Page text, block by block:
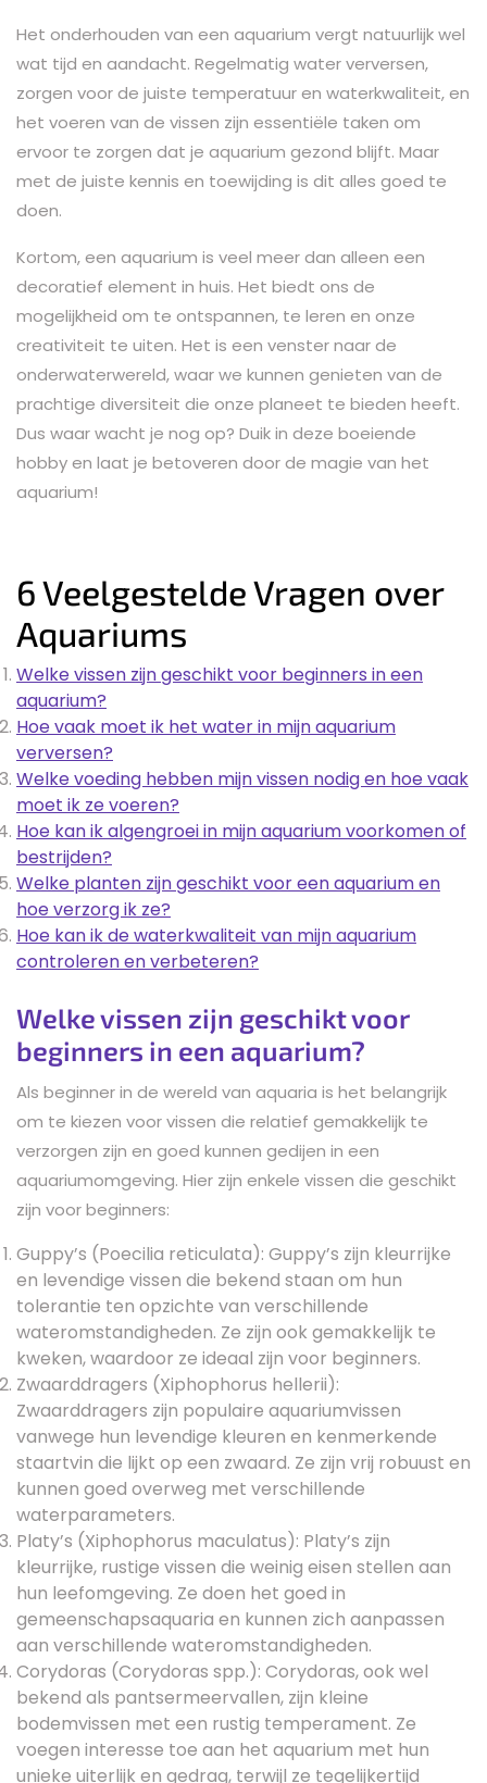
Het onderhouden van een aquarium vergt natuurlijk wel
wat tijd en aandacht. Regelmatig water verversen,
zorgen voor de juiste temperatuur en waterkwaliteit, en
het voeren van de vissen zijn essentiële taken om
ervoor te zorgen dat je aquarium gezond blijft. Maar
met de juiste kennis en toewijding is dit alles goed te
doen.
Kortom, een aquarium is veel meer dan alleen een
decoratief element in huis. Het biedt ons de
mogelijkheid om te ontspannen, te leren en onze
creativiteit te uiten. Het is een venster naar de
onderwaterwereld, waar we kunnen genieten van de
prachtige diversiteit die onze planeet te bieden heeft.
Dus waar wacht je nog op? Duik in deze boeiende
hobby en laat je betoveren door de magie van het
aquarium!
6 Veelgestelde Vragen over
Aquariums
Welke vissen zijn geschikt voor beginners in een
aquarium?
Hoe vaak moet ik het water in mijn aquarium
verversen?
Welke voeding hebben mijn vissen nodig en hoe vaak
moet ik ze voeren?
Hoe kan ik algengroei in mijn aquarium voorkomen of
bestrijden?
Welke planten zijn geschikt voor een aquarium en
hoe verzorg ik ze?
Hoe kan ik de waterkwaliteit van mijn aquarium
controleren en verbeteren?
Welke vissen zijn geschikt voor
beginners in een aquarium?
Als beginner in de wereld van aquaria is het belangrijk
om te kiezen voor vissen die relatief gemakkelijk te
verzorgen zijn en goed kunnen gedijen in een
aquariumomgeving. Hier zijn enkele vissen die geschikt
zijn voor beginners:
Guppy’s (Poecilia reticulata): Guppy’s zijn kleurrijke
en levendige vissen die bekend staan om hun
tolerantie ten opzichte van verschillende
wateromstandigheden. Ze zijn ook gemakkelijk te
kweken, waardoor ze ideaal zijn voor beginners.
Zwaarddragers (Xiphophorus hellerii):
Zwaarddragers zijn populaire aquariumvissen
vanwege hun levendige kleuren en kenmerkende
staartvin die lijkt op een zwaard. Ze zijn vrij robuust en
kunnen goed overweg met verschillende
waterparameters.
Platy’s (Xiphophorus maculatus): Platy’s zijn
kleurrijke, rustige vissen die weinig eisen stellen aan
hun leefomgeving. Ze doen het goed in
gemeenschapsaquaria en kunnen zich aanpassen
aan verschillende wateromstandigheden.
Corydoras (Corydoras spp.): Corydoras, ook wel
bekend als pantsermeervallen, zijn kleine
bodemvissen met een rustig temperament. Ze
voegen interesse toe aan het aquarium met hun
unieke uiterlijk en gedrag, terwijl ze tegelijkertijd